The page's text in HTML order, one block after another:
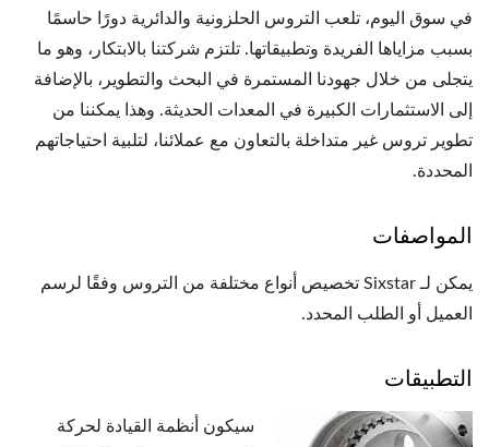
في سوق اليوم، تلعب التروس الحلزونية والدائرية دورًا حاسمًا
بسبب مزاياها الفريدة وتطبيقاتها. تلتزم شركتنا بالابتكار، وهو ما
يتجلى من خلال جهودنا المستمرة في البحث والتطوير، بالإضافة
إلى الاستثمارات الكبيرة في المعدات الحديثة. وهذا يمكننا من
تطوير تروس غير متداخلة بالتعاون مع عملائنا، لتلبية احتياجاتهم
المحددة.
المواصفات
يمكن لـ Sixstar تخصيص أنواع مختلفة من التروس وفقًا لرسم
العميل أو الطلب المحدد.
التطبيقات
سيكون أنظمة القيادة لحركة